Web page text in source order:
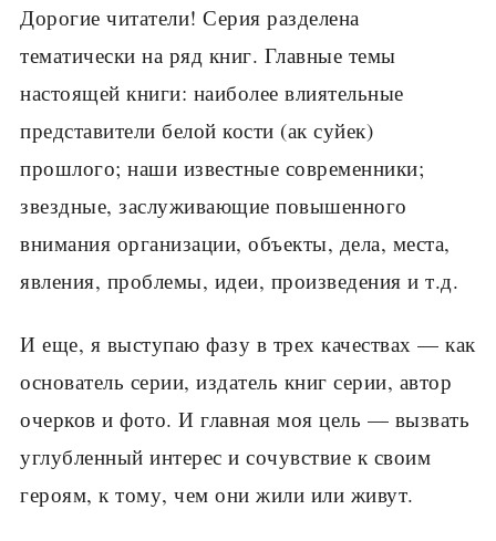
Дорогие читатели! Серия разделена
тематически на ряд книг. Главные темы
настоящей книги: наиболее влиятельные
представители белой кости (ак суйек)
прошлого; наши известные современники;
звездные, заслуживающие повышенного
внимания организации, объекты, дела, места,
явления, проблемы, идеи, произведения и т.д.
И еще, я выступаю фазу в трех качествах — как
основатель серии, издатель книг серии, автор
очерков и фото. И главная моя цель — вызвать
углубленный интерес и сочувствие к своим
героям, к тому, чем они жили или живут.